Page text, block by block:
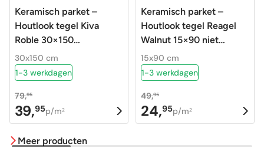
Keramisch parket –
Houtlook tegel Kiva
Roble 30×150
gerectificeerd
30x150 cm
1-3 werkdagen
79,95
Oorspronkelijke
prijs
was:
39,95
Huidige
prijs
is:
p/m2
Keramisch parket –
Houtlook tegel Reagel
Walnut 15×90 niet
gerectificeerd
15x90 cm
1-3 werkdagen
49,95
Oorspronkelijke
prijs
24,95
Huidige
prijs
p/m2
Meer producten